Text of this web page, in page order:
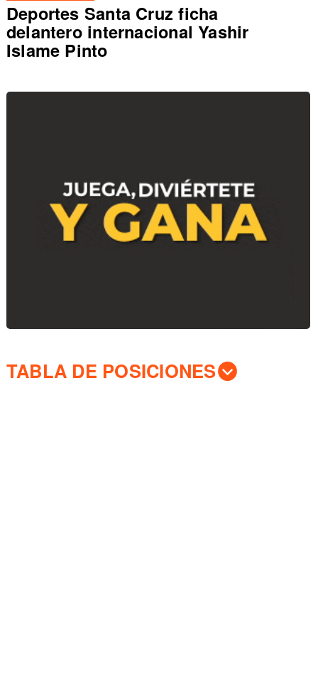
Deportes Santa Cruz ficha
delantero internacional Yashir
Islame Pinto
TABLA DE POSICIONES